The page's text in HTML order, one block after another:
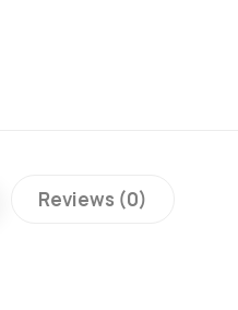
Reviews (0)